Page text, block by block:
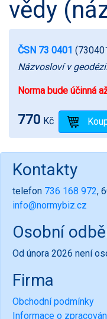
vědy
ČSN 73 0401
Názvosloví v
Norma bude účinná
770 Kč
Kontakty
telefon 736 168 972,
info@normybiz.cz
Osobní
Od února 2026 není
Firma
Obchodní podmínky
Informace o